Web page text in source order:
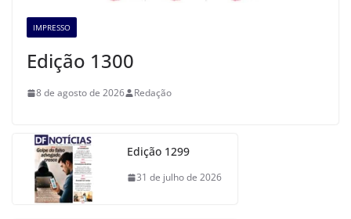
IMPRESSO
Edição 1300
8 de agosto de 2026 Redação
Edição 1299
31 de julho de 2026